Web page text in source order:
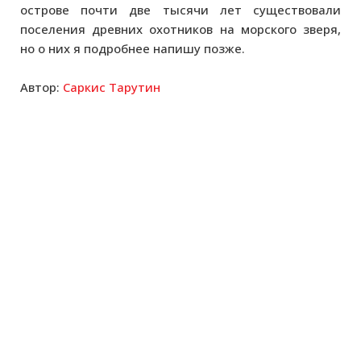
острове почти две тысячи лет существовали
поселения древних охотников на морского зверя,
но о них я подробнее напишу позже.
Автор: Саркис Тарутин